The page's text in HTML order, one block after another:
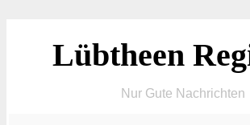
Lübtheen
Nur Gute Nachrichten